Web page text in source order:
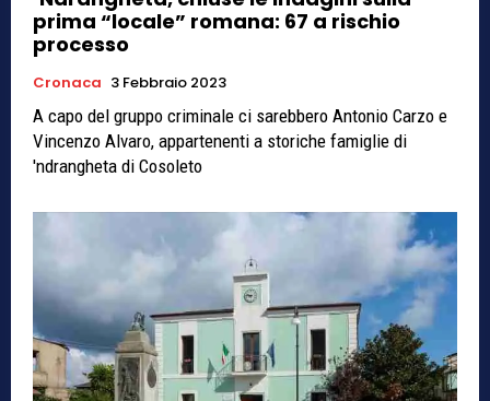
prima “locale” romana: 67 a rischio
processo
Cronaca 3 Febbraio 2023
A capo del gruppo criminale ci sarebbero Antonio Carzo e
Vincenzo Alvaro, appartenenti a storiche famiglie di
'ndrangheta di Cosoleto